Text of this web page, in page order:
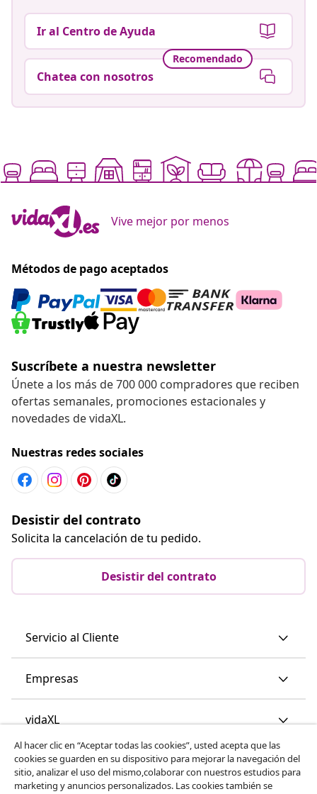
Ir al Centro de Ayuda
Recomendado
Chatea con nosotros
Vive mejor por menos
Métodos de pago aceptados
Suscríbete a nuestra newsletter
Únete a los más de 700 000 compradores que reciben
ofertas semanales, promociones estacionales y
novedades de vidaXL.
Nuestras redes sociales
Desistir del contrato
Solicita la cancelación de tu pedido.
Desistir del contrato
Servicio al Cliente
Empresas
vidaXL
Descubre mas
Al hacer clic en “Aceptar todas las cookies”, usted acepta que las
cookies se guarden en su dispositivo para mejorar la navegación del
sitio, analizar el uso del mismo,colaborar con nuestros estudios para
marketing y anuncios personalizados. Las cookies también se